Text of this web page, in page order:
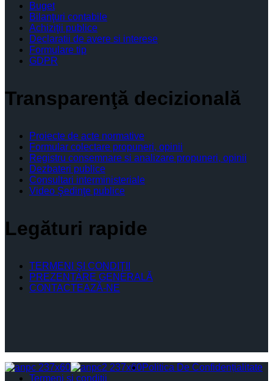
Buget
Bilanţuri contabile
Achiziţii publice
Declaratii de avere si interese
Formulare tip
GDPR
Transparenţă decizională
Proiecte de acte normative
Formular colectare propuneri, opinii
Registru consemnare si analizare propuneri, opinii
Dezbateri publice
Consultari interministeriale
Video Şedinţe publice
Legături rapide
TERMENI ŞI CONDIŢII
PREZENTARE GENERALĂ
CONTACTEAZĂ-NE
Politica De Confidențialitate
Termeni și condiții